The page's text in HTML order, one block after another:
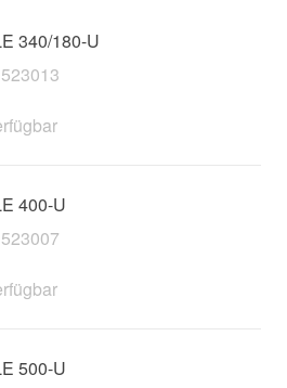
340/180-U
400-U
500-U